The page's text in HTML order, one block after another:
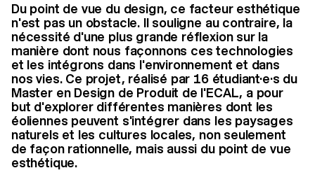
Du point de vue du design, ce facteur esthétique
n'est pas un obstacle. Il souligne au contraire, la
nécessité d'une plus grande réflexion sur la
manière dont nous façonnons ces technologies
et les intégrons dans l'environnement et dans
nos vies. Ce projet, réalisé par 16 étudiant·e·s du
Master en Design de Produit de l'ECAL, a pour
but d'explorer différentes manières dont les
éoliennes peuvent s'intégrer dans les paysages
naturels et les cultures locales, non seulement
de façon rationnelle, mais aussi du point de vue
esthétique.